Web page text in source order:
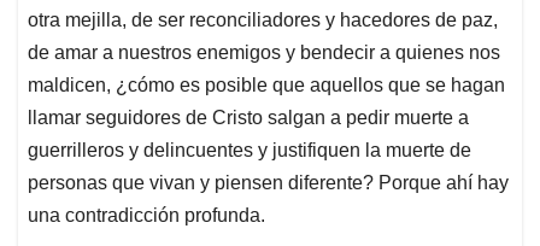
otra mejilla, de ser reconciliadores y hacedores de paz,
de amar a nuestros enemigos y bendecir a quienes nos
maldicen, ¿cómo es posible que aquellos que se hagan
llamar seguidores de Cristo salgan a pedir muerte a
guerrilleros y delincuentes y justifiquen la muerte de
personas que vivan y piensen diferente? Porque ahí hay
una contradicción profunda.